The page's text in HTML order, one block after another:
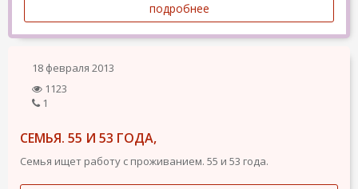
подробнее
18 февраля 2013
1123
1
СЕМЬЯ. 55 И 53 ГОДА,
Семья ищет работу с проживанием. 55 и 53 года.